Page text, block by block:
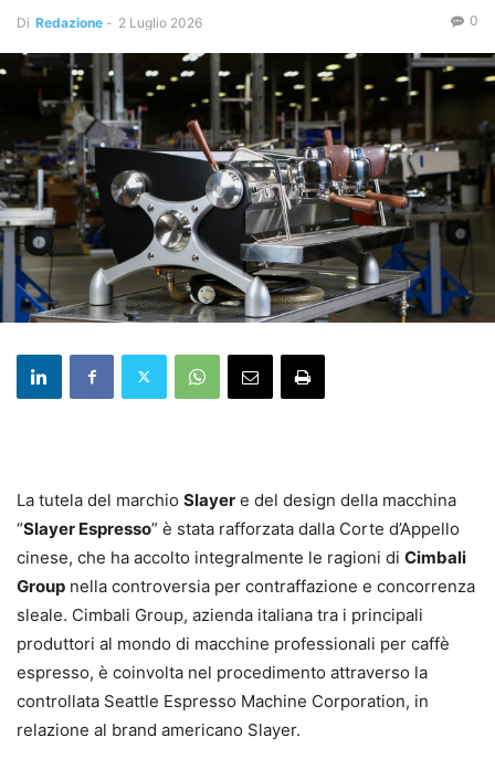
Di Redazione - 2 Luglio 2026 0
La tutela del marchio Slayer e del design della macchina
“Slayer Espresso” è stata rafforzata dalla Corte d’Appello
cinese, che ha accolto integralmente le ragioni di Cimbali
Group nella controversia per contraffazione e concorrenza
sleale. Cimbali Group, azienda italiana tra i principali
produttori al mondo di macchine professionali per caffè
espresso, è coinvolta nel procedimento attraverso la
controllata Seattle Espresso Machine Corporation, in
relazione al brand americano Slayer.